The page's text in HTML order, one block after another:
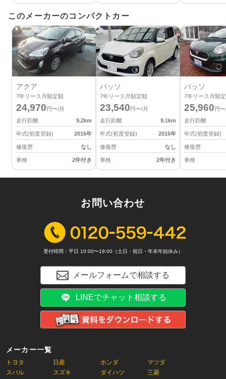
このメーカーのコンパクトカー
アクア
7年リース月額定額
24,970円〜/月
走行距離
9.2km
年式(初度登録) 2016年
修復歴 なし
車検 2年付き
パッソ
7年リース月額定額
23,540円〜/月
走行距離
9.1km
年式(初度登録) 2016年
修復歴 なし
車検 2年付き
パッソ
7年リース月額
25,960円
走行距離
年式(初度登録)
修復歴
車検
メーカー一覧
トヨタ 日産 ホンダ
マツダ
スバル
スズキ ダイハツ 三菱
お問い合わせ
受付時間：平日 10:00〜19:00（土日・祝日・年末年始休み）
メールフォームで相談する
LINEでチャット相談する